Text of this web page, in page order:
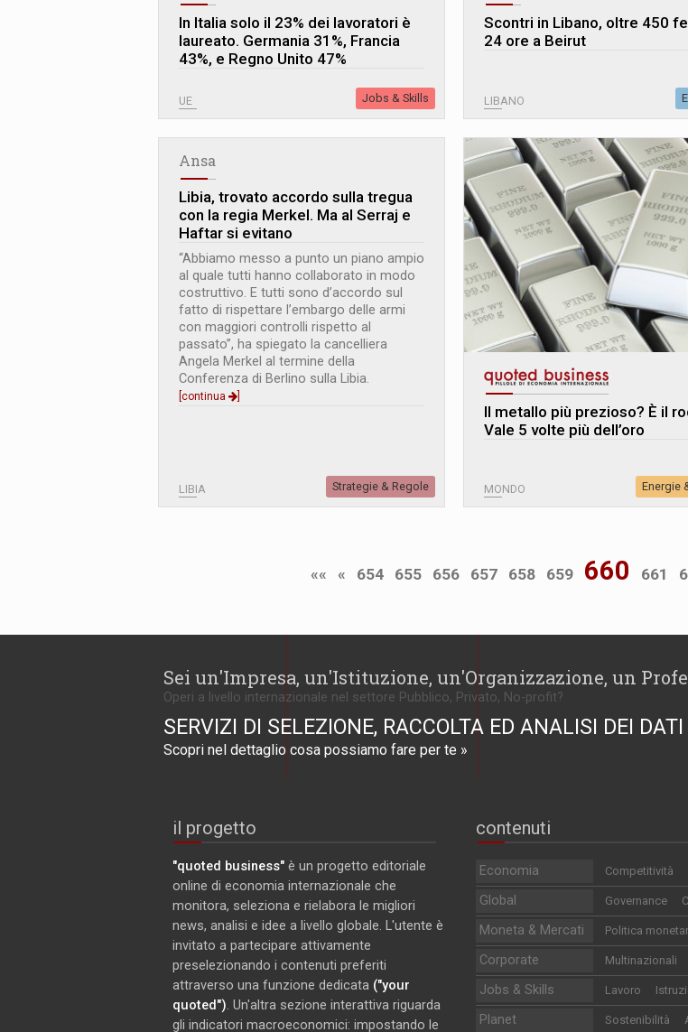
In Italia solo il 23% dei lavoratori è
laureato. Germania 31%, Francia
43%, e Regno Unito 47%
UE Jobs & Skills
Scontri in Libano, oltre 450
24 ore a Beirut
LIBANO
Ansa
Libia, trovato accordo sulla tregua
con la regia Merkel. Ma al Serraj e
Haftar si evitano
“Abbiamo messo a punto un piano ampio
al quale tutti hanno collaborato in modo
costruttivo. E tutti sono d’accordo sul
fatto di rispettare l’embargo delle armi
con maggiori controlli rispetto al
passato”, ha spiegato la cancelliera
Angela Merkel al termine della
Conferenza di Berlino sulla Libia.
[continua
LIBIA Strategie & Regole
Il metallo più prezioso? È il
Vale 5 volte più dell’oro
MONDO Energie
«« « 654 655 656 657 658 659 660 661
Sei un'Impresa, un'Istituzione, un'Organizzazione, un
Operi a livello internazionale nel settore Pubblico, Privato, No-profit?
SERVIZI DI SELEZIONE, RACCOLTA ED ANALISI DEI DATI
Scopri nel dettaglio cosa possiamo fare per te »
il progetto
"quoted business" è un progetto editoriale
online di economia internazionale che
monitora, seleziona e rielabora le migliori
news, analisi e idee a livello globale. L'utente è
invitato a partecipare attivamente
preselezionando i contenuti preferiti
attraverso una funzione dedicata ("your
quoted"). Un'altra sezione interattiva riguarda
gli indicatori macroeconomici: impostando le
contenuti
Economia Competitività
Global Governance
Moneta & Mercati Politica
Corporate Multinazionali
Jobs & Skills Lavoro
Planet Sostenibilità